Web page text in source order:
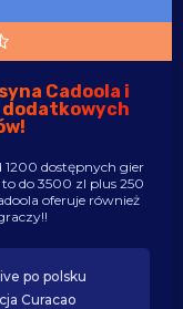
Cadoola i
dodatkowych
1200 dostępnych gier
do 3500 zl plus 250
oferuje również
po polsku
Curacao